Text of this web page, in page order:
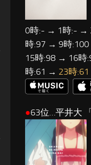
0時:- → 1時:- →
時:97 → 9時
15時:98 → 16
時:61 → 23時:61
●63位…平井大 「